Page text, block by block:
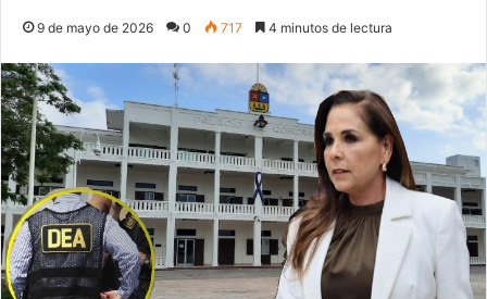
9 de mayo de 2026 0 717 4 minutos de lectura